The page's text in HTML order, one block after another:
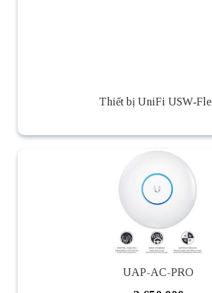
Thiết bị UniFi
UAP-AC-PRO